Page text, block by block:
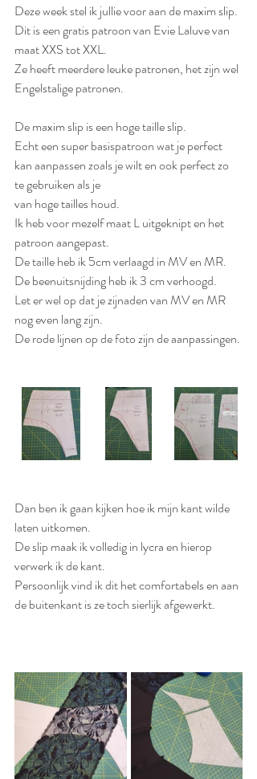
Deze week stel ik jullie voor aan de maxim slip.
Dit is een gratis patroon van Evie Laluve van
maat XXS tot XXL.
Ze heeft meerdere leuke patronen, het zijn wel
Engelstalige patronen.
De maxim slip is een hoge taille slip.
Echt een super basispatroon wat je perfect
kan aanpassen zoals je wilt en ook perfect zo
te gebruiken als je
van hoge tailles houd.
Ik heb voor mezelf maat L uitgeknipt en het
patroon aangepast.
De taille heb ik 5cm verlaagd in MV en MR.
De beenuitsnijding heb ik 3 cm verhoogd.
Let er wel op dat je zijnaden van MV en MR
nog even lang zijn.
De rode lijnen op de foto zijn de aanpassingen.
Dan ben ik gaan kijken hoe ik mijn kant wilde
laten uitkomen.
De slip maak ik volledig in lycra en hierop
verwerk ik de kant.
Persoonlijk vind ik dit het comfortabels en aan
de buitenkant is ze toch sierlijk afgewerkt.